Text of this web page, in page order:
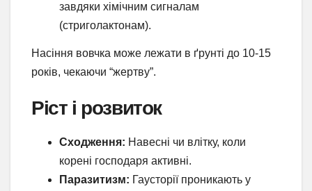
завдяки хімічним сигналам
(стриголактонам).
Насіння вовчка може лежати в ґрунті до 10-15
років, чекаючи “жертву”.
Ріст і розвиток
Сходження: Навесні чи влітку, коли
корені господаря активні.
Паразитизм: Гаусторії проникають у